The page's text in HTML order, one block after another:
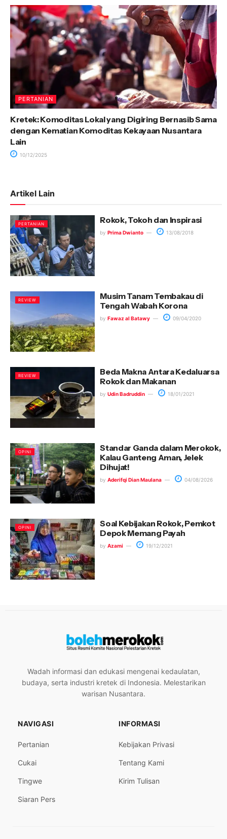
PERTANIAN
Kretek: Komoditas Lokal yang Digiring Bernasib Sama
dengan Kematian Komoditas Kekayaan Nusantara
Lain
10/12/2025
Artikel Lain
PERTANIAN Rokok, Tokoh dan Inspirasi
by Prima Dwianto 13/08/2018
REVIEW
Musim Tanam Tembakau di
Tengah Wabah Korona
by Fawaz al Batawy 09/04/2020
REVIEW
Beda Makna Antara Kedaluarsa
Rokok dan Makanan
by Udin Badruddin 18/01/2021
OPINI
Standar Ganda dalam Merokok,
Kalau Ganteng Aman, Jelek
Dihujat!
by Aderifqi Dian Maulana 04/08/2026
OPINI
Soal Kebijakan Rokok, Pemkot
Depok Memang Payah
by Azami 19/12/2021
Wadah informasi dan edukasi mengenai kedaulatan,
budaya, serta industri kretek di Indonesia. Melestarikan
warisan Nusantara.
NAVIGASI
Pertanian
Cukai
Tingwe
Siaran Pers
INFORMASI
Kebijakan Privasi
Tentang Kami
Kirim Tulisan